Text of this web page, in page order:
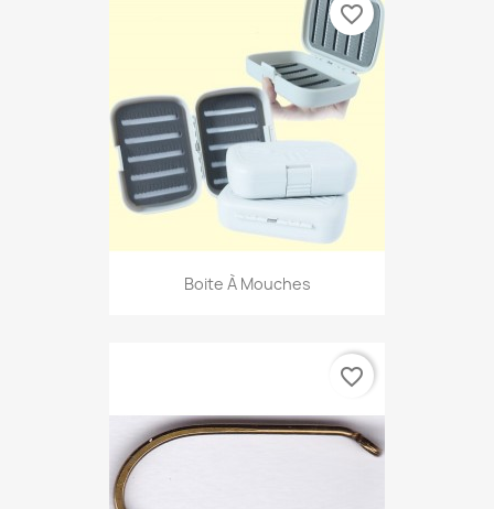
Boite À Mouches
favorite_border
favorite_border